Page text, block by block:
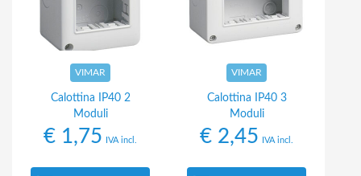
VIMAR
Calottina IP40 2
Moduli
€ 1,75 IVA incl.
VIMAR
Calottina IP40 3
Moduli
€ 2,45 IVA incl.